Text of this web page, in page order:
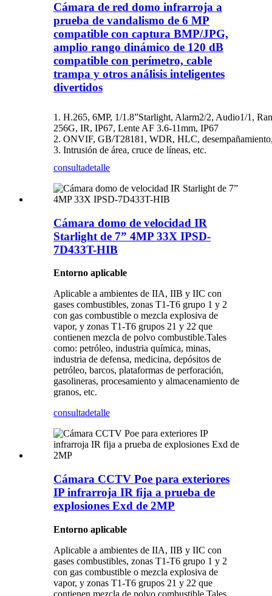
Cámara de red domo infrarroja a
prueba de vandalismo de 6 MP
compatible con captura BMP/JPG,
amplio rango dinámico de 120 dB
compatible con perímetro, cable
trampa y otros análisis inteligentes
divertidos
1. H.265, 6MP, 1/1.8”Starlight, Alarm2/2, Audio1/1,
256G, IR, IP67, Lente AF 3.6-11mm, IP67
2. ONVIF, GB/T28181, WDR, HLC,
3. Intrusión de área, cruce de líneas, etc.
consultadetalle
Cámara domo de velocidad IR
Starlight de 7” 4MP 33X IPSD-
7D433T-HIB
Entorno aplicable
Aplicable a ambientes de IIA, IIB y IIC con
gases combustibles, zonas T1-T6 grupo 1 y 2
con gas combustible o mezcla explosiva de
vapor, y zonas T1-T6 grupos 21 y 22 que
contienen mezcla de polvo combustible.Tales
como: petróleo, industria química, minas,
industria de defensa, medicina, depósitos de
petróleo, barcos, plataformas de perforación,
gasolineras, procesamiento y almacenamiento de
granos, etc.
consultadetalle
Cámara CCTV Poe para exteriores
IP infrarroja IR fija a prueba de
explosiones Exd de 2MP
Entorno aplicable
Aplicable a ambientes de IIA, IIB y IIC con
gases combustibles, zonas T1-T6 grupo 1 y 2
con gas combustible o mezcla explosiva de
vapor, y zonas T1-T6 grupos 21 y 22 que
contienen mezcla de polvo combustible.Tales